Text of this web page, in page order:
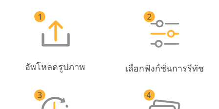
อัพโหลดรูปภาพ เลือกฟังก์ชั่นการรีทัช